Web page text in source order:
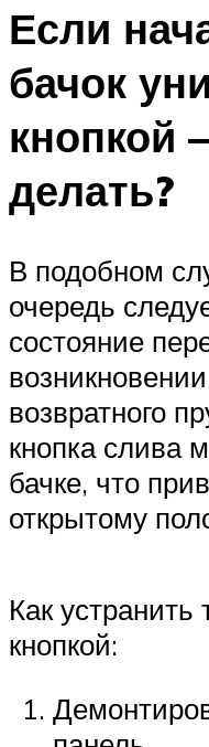
Если
бачок
кнопкой
делать?
В подобном
очередь
состояние
возвратного
кнопка слива
бачке, что
открытому
Как устранить
кнопкой: